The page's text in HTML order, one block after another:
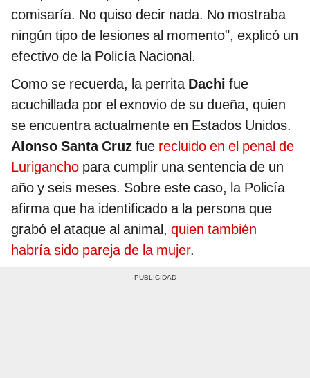
comisaría. No quiso decir nada. No mostraba
ningún tipo de lesiones al momento", explicó un
efectivo de la Policía Nacional.
Como se recuerda, la perrita Dachi fue
acuchillada por el exnovio de su dueña, quien
se encuentra actualmente en Estados Unidos.
Alonso Santa Cruz fue recluido en el penal de
Lurigancho para cumplir una sentencia de un
año y seis meses. Sobre este caso, la Policía
afirma que ha identificado a la persona que
grabó el ataque al animal, quien también
habría sido pareja de la mujer.